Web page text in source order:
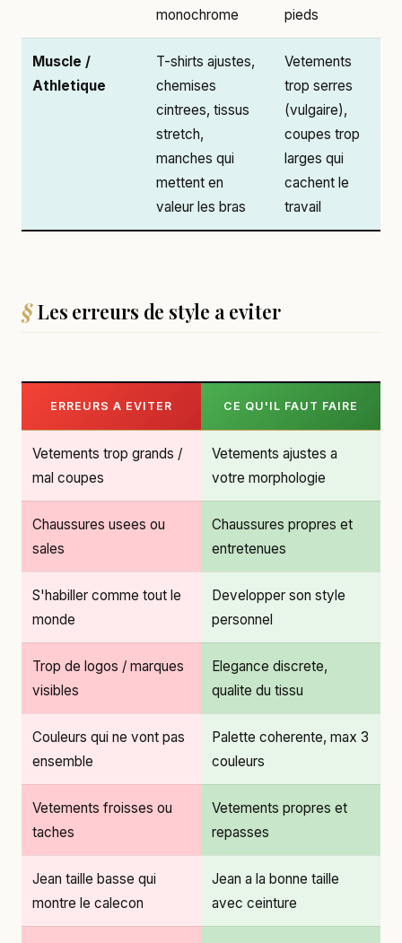
monochrome
pieds
Muscle /
Athletique
T-shirts ajustes,
chemises
cintrees, tissus
stretch,
manches qui
mettent en
valeur les bras
Vetements
trop serres
(vulgaire),
coupes trop
larges qui
cachent le
travail
Les erreurs de style a eviter
ERREURS A EVITER CE QU'IL FAUT FAIRE
Vetements trop grands /
mal coupes
Vetements ajustes a
votre morphologie
Chaussures usees ou
sales
Chaussures propres et
entretenues
S'habiller comme tout le
monde
Developper son style
personnel
Trop de logos / marques
visibles
Elegance discrete,
qualite du tissu
Couleurs qui ne vont pas
ensemble
Palette coherente, max 3
couleurs
Vetements froisses ou
taches
Vetements propres et
repasses
Jean taille basse qui
montre le calecon
Jean a la bonne taille
avec ceinture